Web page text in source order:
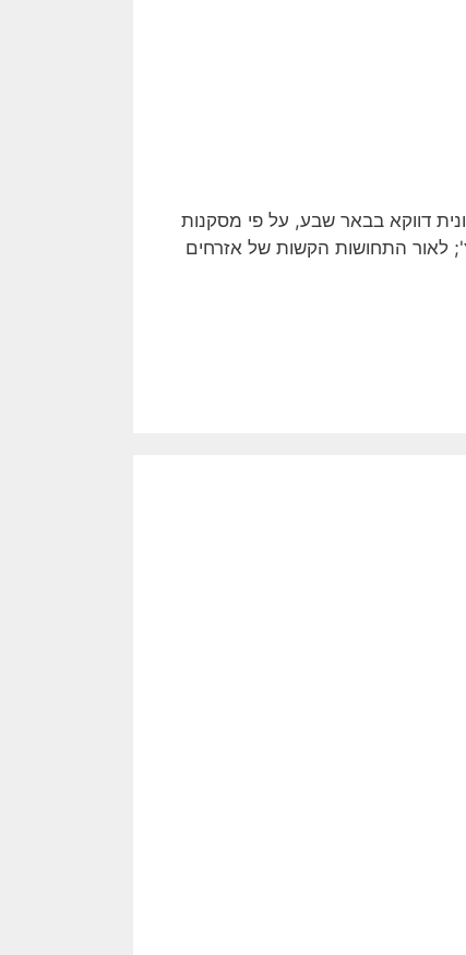
דווקא בבאר שבע, על פי מסקנות
לאור התחושות הקשות של אזרחים